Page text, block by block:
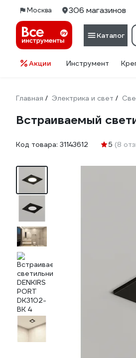
Москва 306 магазинов
Каталог
Акции Инструмент
Главная / Электрика и свет /
Встраиваемый
Код товара: 31143612 5 (8